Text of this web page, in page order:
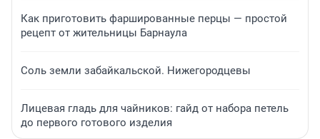
Как приготовить фаршированные перцы — простой
рецепт от жительницы Барнаула
Соль земли забайкальской. Нижегородцевы
Лицевая гладь для чайников: гайд от набора петель
до первого готового изделия